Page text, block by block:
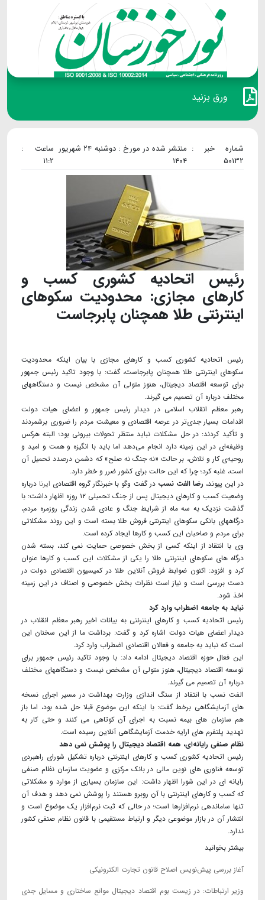
ورق بزنید
شماره خبر :
۵۰۱۳۲
منتشر شده در مورخ : دوشنبه ۲۴ شهریور
۱۴۰۴
ساعت :
۱۱:۲
رئیس اتحادیه کشوری کسب و
کارهای مجازی: محدودیت‌ سکوهای
اینترنتی طلا همچنان پابرجاست
رئیس اتحادیه کشوری کسب و کارهای مجازی با بیان اینکه محدودیت‌
سکوهای اینترنتی طلا همچنان پابرجاست، گفت: با وجود تاکید رئیس جمهور
برای توسعه اقتصاد دیجیتال، هنوز متولی آن مشخص نیست و دستگاههای
مختلف درباره آن تصمیم می گیرند.
رهبر معظم انقلاب اسلامی در دیدار رئیس جمهور و اعضای هیات دولت
اقدامات بسیار جدی‌تر در عرصه اقتصادی و معیشت مردم را ضروری برشمردند
و تأکید کردند: در حل مشکلات نباید منتظر تحولات بیرونی بود؛ البته هرکس
وظیفه‌ای در این زمینه دارد انجام می‌دهد اما باید با انگیزه و همت و امید و
روحیه‌ی کار و تلاش، بر حالت «نه جنگ نه صلح» که دشمن درصدد تحمیل آن
است، غلبه کرد؛ چرا که این حالت برای کشور ضرر و خطر دارد.
در این پیوند، رضا الفت نسب در گفت وگو با خبرنگار گروه اقتصادی ایرنا درباره
وضعیت کسب و کارهای دیجیتال پس از جنگ تحمیلی ۱۲ روزه اظهار داشت: با
گذشت نزدیک به سه ماه از شرایط جنگ و عادی شدن زندگی روزمره مردم،
درگاههای بانکی سکوهای اینترنتی فروش طلا بسته است و این روند مشکلاتی
برای مردم و صاحبان این کسب و کارها ایجاد کرده است.
وی با انتقاد از اینکه کسی از بخش خصوصی حمایت نمی کند، بسته شدن
درگاه های سکوهای اینترنتی طلا را یکی از مشکلات این کسب و کارها عنوان
کرد و افزود: اکنون ضوابط فروش آنلاین طلا در کمیسیون اقتصادی دولت در
دست بررسی است و نیاز است نظرات بخش خصوصی و اصناف در این زمینه
اخذ شود.
نباید به جامعه اضطراب وارد کرد
رئیس اتحادیه کسب و کارهای اینترنتی به بیانات اخیر رهبر معظم انقلاب در
دیدار اعضای هیات دولت اشاره کرد و گفت: برداشت ما از این سخنان این
است که نباید به جامعه و فعالان اقتصادی اضطراب وارد کرد.
این فعال حوزه اقتصاد دیجیتال ادامه داد: با وجود تاکید رئیس جمهور برای
توسعه اقتصاد دیجیتال، هنوز متولی آن مشخص نیست و دستگاههای مختلف
درباره آن تصمیم می گیرند.
الفت نسب با انتقاد از سنگ اندازی وزارت بهداشت در مسیر اجرای نسخه
های آزمایشگاهی برخط گفت: با اینکه این موضوع قبلا حل شده بود، اما باز
هم سازمان های بیمه نسبت به اجرای آن کوتاهی می کنند و حتی کار به
تهدید پلتفرم های ارایه خدمت آزمایشگاهی آنلاین رسیده است.
نظام صنفی رایانه‌ای، همه اقتصاد دیجیتال را پوشش نمی دهد
رئیس اتحادیه کشوری کسب و کارهای اینترنتی درباره تشکیل شورای راهبردی
توسعه فناوری های نوین مالی در بانک مرکزی و عضویت سازمان نظام صنفی
رایانه ای در این شورا اظهار داشت: این سازمان بسیاری از موارد و مشکلاتی
که کسب و کارهای اینترنتی با آن روبرو هستند را پوشش نمی دهد و هدف آن
تنها ساماندهی نرم‌افزارها است؛ در حالی که ثبت نرم‌افزار یک موضوع است و
انتشار آن در بازار موضوعی دیگر و ارتباط مستقیمی با قانون نظام صنفی کشور
ندارد.
بیشتر بخوانید
آغاز بررسی پیش‌نویس اصلاح قانون تجارت الکترونیکی
وزیر ارتباطات: در زیست بوم اقتصاد دیجیتال موانع ساختاری و مسایل جدی